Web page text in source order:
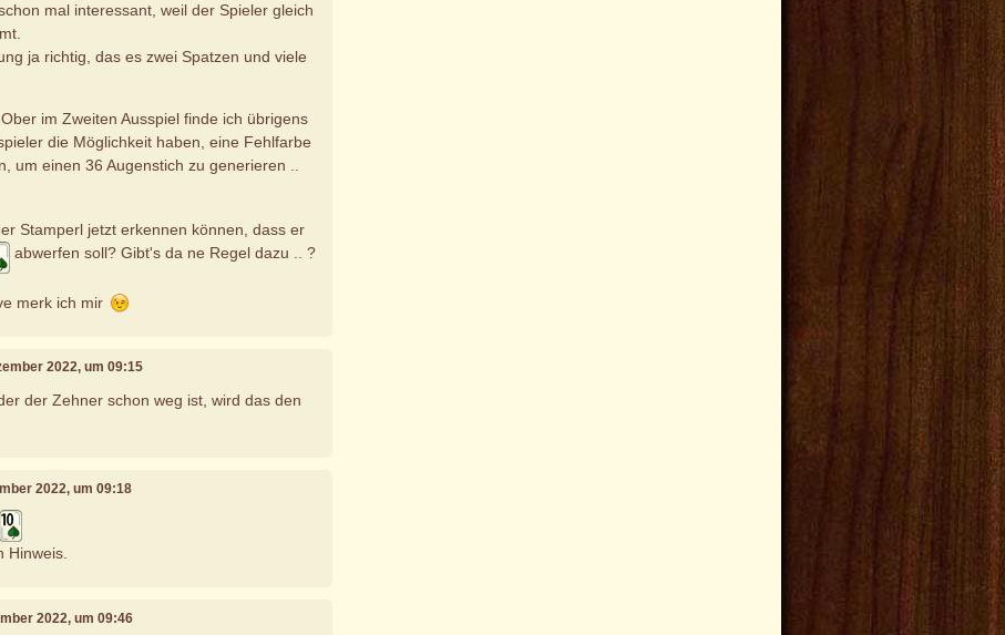
mal interessant, weil der Spieler gleich
ja richtig, das es zwei Spatzen und viele
im Zweiten Ausspiel finde ich übrigens
die Möglichkeit haben, eine Fehlfarbe
um einen 36 Augenstich zu generieren ..
Stamperl jetzt erkennen können, dass er
abwerfen soll? Gibt's da ne Regel dazu .. ?
merk ich mir
2022, um 09:15
der Zehner schon weg ist, wird das den
2022, um 09:18
Hinweis.
2022, um 09:46